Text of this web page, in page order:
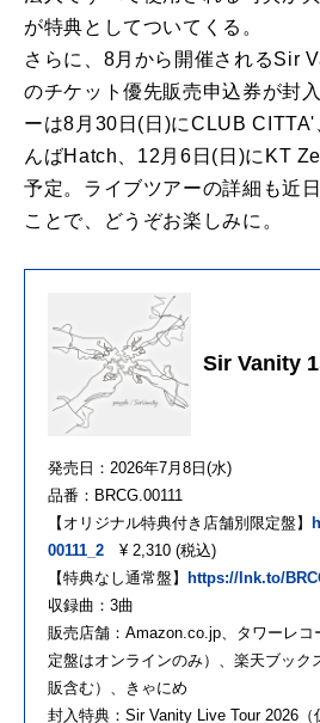
が特典としてついてくる。
さらに、8月から開催されるSir
のチケット優先販売申込券が封
ーは8月30日(日)にCLUB
んばHatch、12月6日(日)にKT
予定。ライブツアーの詳細も近
ことで、どうぞお楽しみに。
Sir Vanity
発売日：2026年7月8日(水)
品番：BRCG.00111
【オリジナル特典付き店舗別限定盤】
00111_2 ¥ 2,310 (税込)
【特典なし通常盤】
https://lnk.to/
収録曲：3曲
販売店舗：Amazon.co.jp、タワーレコ
定盤はオンラインのみ）、楽天ブック
販含む）、きゃにめ
封入特典：Sir Vanity Live Tour 2026（